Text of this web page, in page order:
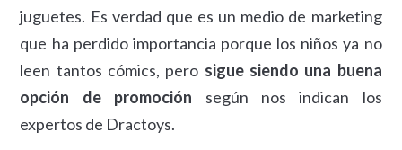
juguetes. Es verdad que es un medio de marketing
que ha perdido importancia porque los niños ya no
leen tantos cómics, pero sigue siendo una buena
opción de promoción según nos indican los
expertos de Dractoys.